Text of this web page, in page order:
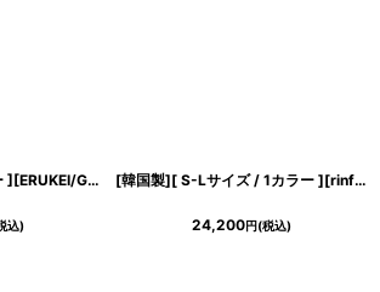
[ XS-Lサイズ / 1カラー ][ERUKEI/GINZA COUTURE]グリーン・リボン・ドット・花柄・半袖・レース・チュール・Aライン・ミディアムドレス・ワンピース[送料無料]
込)
[韓国製][ S-Lサイズ / 1カラー ][rinfarre]グリーン・ベア・サテン・ボタン・Aライン・ミディアムドレス・ワンピース[薗田杏奈着用][送料無料]
24,200円(税込)